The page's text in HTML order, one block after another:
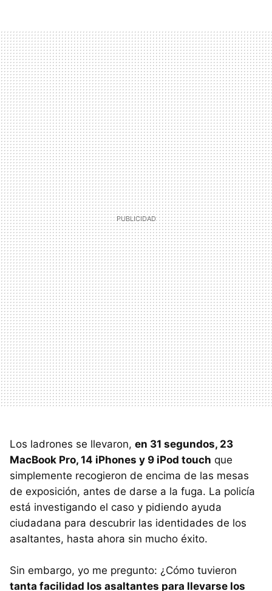
Los ladrones se llevaron, en 31 segundos, 23
MacBook Pro, 14 iPhones y 9 iPod touch que
simplemente recogieron de encima de las mesas
de exposición, antes de darse a la fuga. La policía
está investigando el caso y pidiendo ayuda
ciudadana para descubrir las identidades de los
asaltantes, hasta ahora sin mucho éxito.
Sin embargo, yo me pregunto: ¿Cómo tuvieron
tanta facilidad los asaltantes para llevarse los